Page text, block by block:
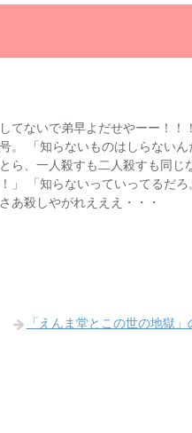
してないで弟早よだせやーー！！
。 「知らないものはしらないん
とら、一人殺すも二人殺すも同じ
」 「知らないっていってるだ
あ殺しやがれえええ・・・
「えんま堂とこの世の地獄